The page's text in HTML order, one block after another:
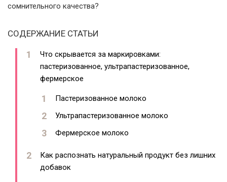
сомнительного качества?
СОДЕРЖАНИЕ СТАТЬИ
Что скрывается за маркировками:
пастеризованное, ультрапастеризованное,
фермерское
Пастеризованное молоко
Ультрапастеризованное молоко
Фермерское молоко
Как распознать натуральный продукт без лишних
добавок